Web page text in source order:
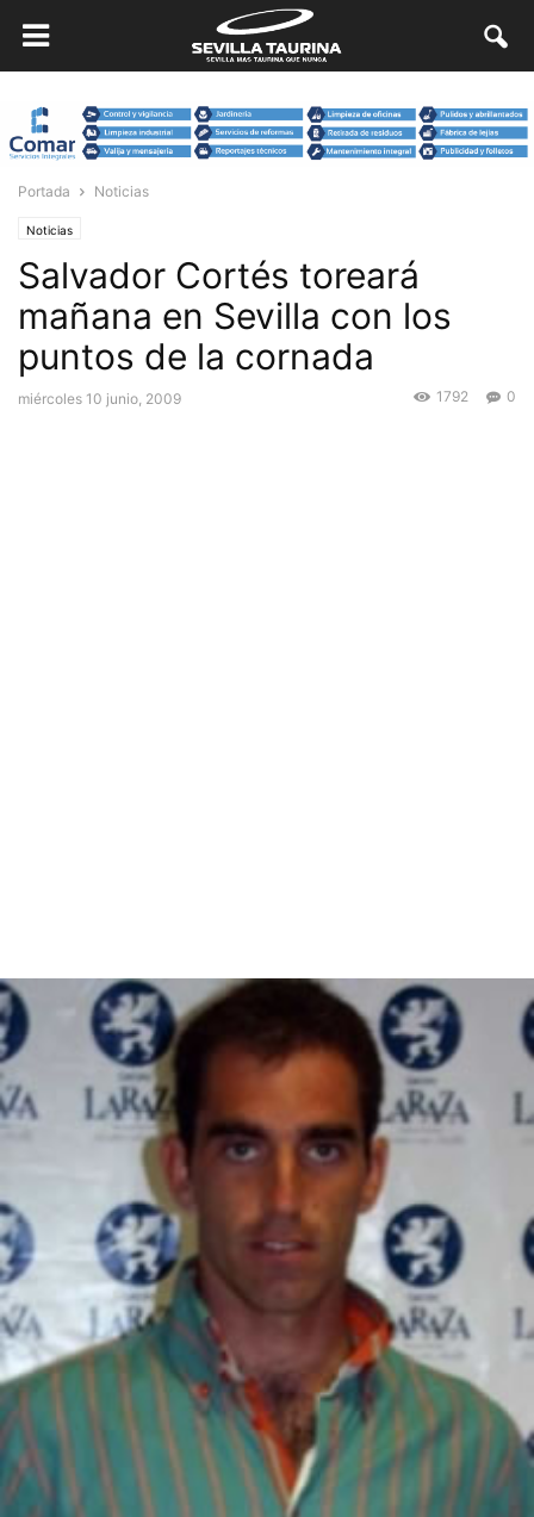
Portada Noticias
Noticias
Salvador Cortés toreará
mañana en Sevilla con los
puntos de la cornada
miércoles 10 junio, 2009 0
1792